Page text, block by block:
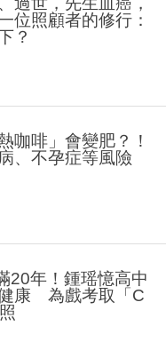
位照顧者的修行：
？
咖啡」會變肥？！
、不孕症等風險
20年！鍾瑶憶高中
康 為戲考取「C